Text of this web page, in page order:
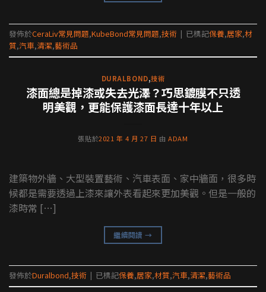
發佈於CeraLiv常見問題,KubeBond常見問題,技術 | 已標記保養,居家,材
質,汽車,清潔,藝術品
DURALBOND,技術
漆面總是掉漆或失去光澤？巧思鍍膜不只透
明美觀，更能保護漆面長達十年以上
張貼於2021 年 4 月 27 日 由ADAM
建築物外牆、大型裝置藝術、汽車表面、家中牆面，很多時
候都是需要透過上漆來讓外表看起來更加美觀。但是一般的
漆時常 […]
繼續閱讀→
發佈於Duralbond,技術 | 已標記保養,居家,材質,汽車,清潔,藝術品